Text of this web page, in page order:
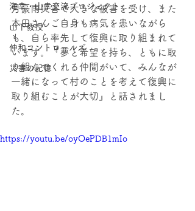
海幸・⼭幸交流プロジェクト
山下教授
伸和コントロールズ
災害の記憶
月豪雨災害で大きな被害を受け、また
本田さんご自身も病気を患いながら
も、自ら率先して復興に取り組まれて
います。『夢と希望を持ち、ともに取
り組んでくれる仲間がいて、みんなが
一緒になって村のことを考えて復興に
取り組むことが大切』と話されまし
た。
https://youtu.be/oyOePDB1mIo